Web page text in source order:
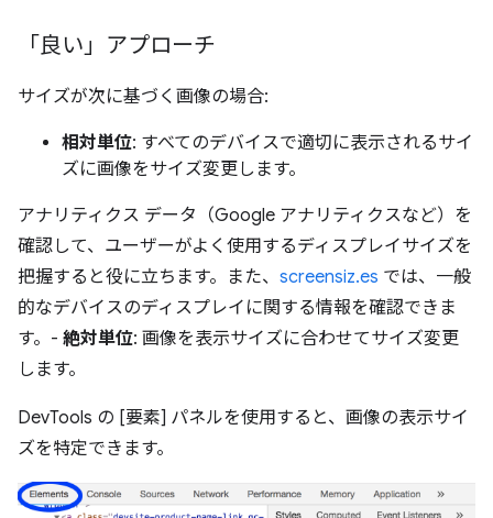
「良い」アプローチ
サイズが次に基づく画像の場合:
相対単位: すべてのデバイスで適切に表示されるサイ
ズに画像をサイズ変更します。
アナリティクス データ（Google アナリティクスなど）を
確認して、ユーザーがよく使用するディスプレイサイズを
把握すると役に立ちます。また、 screensiz.es では、一般
的なデバイスのディスプレイに関する情報を確認できま
す。- 絶対単位: 画像を表示サイズに合わせてサイズ変更
します。
DevTools の [要素] パネルを使用すると、画像の表示サイ
ズを特定できます。